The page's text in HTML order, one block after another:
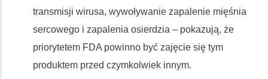
transmisji wirusa, wywoływanie zapalenie mięśnia
sercowego i zapalenia osierdzia – pokazują, że
priorytetem FDA powinno być zajęcie się tym
produktem przed czymkolwiek innym.